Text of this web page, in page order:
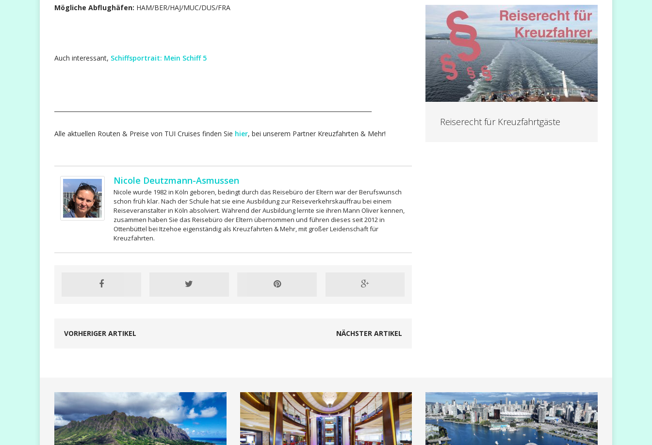
Mögliche Abflughäfen: HAM/BER/HAJ/MUC/DUS/FRA
Auch interessant, Schiffsportrait: Mein Schiff 5
Alle aktuellen Routen & Preise von TUI Cruises finden Sie hier, bei unserem Partner Kreuzfahrten & Mehr!
Nicole Deutzmann-Asmussen
Nicole wurde 1982 in Köln geboren, bedingt durch das Reisebüro der Eltern war der Berufswunsch
schon früh klar. Nach der Schule hat sie eine Ausbildung zur Reiseverkehrskauffrau bei einem
Reiseveranstalter in Köln absolviert. Während der Ausbildung lernte sie ihren Mann Oliver kennen,
zusammen haben Sie das Reisebüro der Eltern übernommen und führen dieses seit 2012 in
Ottenbüttel bei Itzehoe eigenständig als Kreuzfahrten & Mehr, mit großer Leidenschaft für
Kreuzfahrten.
VORHERIGER ARTIKEL NÄCHSTER ARTIKEL
Reiserecht für Kreuzfahrtgäste